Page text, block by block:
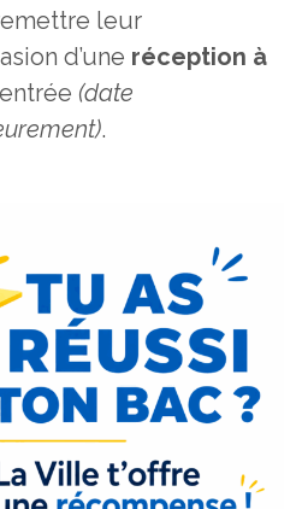
leur
d’une réception à
(date
.